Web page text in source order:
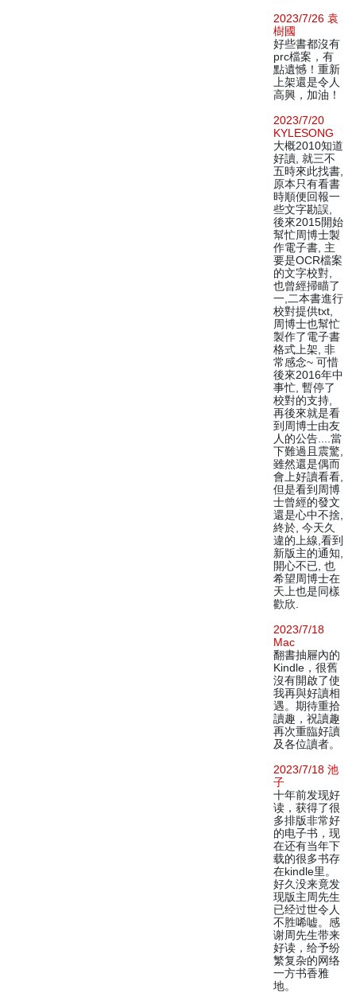
2023/7/26 袁
樹國
好些書都沒有
prc檔案，有
點遺憾！重新
上架還是令人
高興，加油！
2023/7/20
KYLESONG
大概2010知道
好讀, 就三不
五時來此找書,
原本只有看書
時順便回報一
些文字勘誤,
後來2015開始
幫忙周博士製
作電子書, 主
要是OCR檔案
的文字校對,
也曾經掃瞄了
一,二本書進行
校對提供txt,
周博士也幫忙
製作了電子書
格式上架, 非
常感念~ 可惜
後來2016年中
事忙, 暫停了
校對的支持,
再後來就是看
到周博士由友
人的公告....當
下難過且震驚,
雖然還是偶而
會上好讀看看,
但是看到周博
士曾經的發文
還是心中不捨,
終於, 今天久
違的上線,看到
新版主的通知,
開心不已, 也
希望周博士在
天上也是同樣
歡欣.
2023/7/18
Mac
翻書抽屜內的
Kindle，很舊
沒有開啟了使
我再與好讀相
遇。期待重拾
讀趣，祝讀趣
再次重臨好讀
及各位讀者。
2023/7/18 池
子
十年前发现好
读，获得了很
多排版非常好
的电子书，现
在还有当年下
载的很多书存
在kindle里。
好久没来竟发
现版主周先生
已经过世令人
不胜唏嘘。感
谢周先生带来
好读，给予纷
繁复杂的网络
一方书香雅
地。